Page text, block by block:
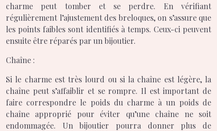
charme peut tomber et se perdre. En vérifiant
régulièrement l’ajustement des breloques, on s’assure que
les points faibles sont identifiés à temps. Ceux-ci peuvent
ensuite être réparés par un bijoutier.
Chaîne :
Si le charme est très lourd ou si la chaîne est légère, la
chaîne peut s’affaiblir et se rompre. Il est important de
faire correspondre le poids du charme à un poids de
chaîne approprié pour éviter qu’une chaîne ne soit
endommagée. Un bijoutier pourra donner plus de